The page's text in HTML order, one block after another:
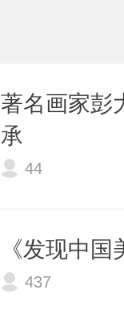
著名画家彭
承
44
《发现中
437